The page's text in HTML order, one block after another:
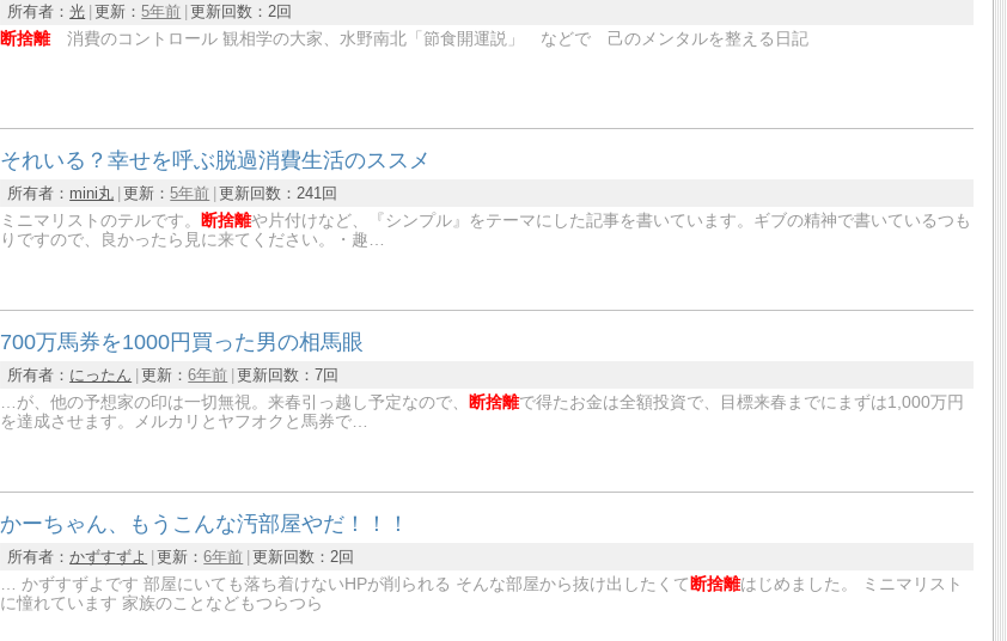
所有者：光 更新：5年前 更新回数： 2回
断捨離消費のコントロール 観相学の大家、水野南北「節食開運説」 などで 己のメンタルを整える日記
それいる？幸せを呼ぶ脱過消費生活のススメ
所有者： mini丸 更新：5年前 更新回数： 241回
ミニマリストのテルです。
断捨離や片付けなど、『シンプル』をテーマにした記事を書いています。ギブの精神で書いているつも
りですので、良かったら見に来てください。・趣…
700万馬券を1000円買った男の相馬眼
所有者： にったん 更新：6年前 更新回数：7回
…が、他の予想家の印は一切無視。来春引っ越し予定なので、
断捨離で得たお金は全額投資で、目標来春までにまずは1,000万円
を達成させます。メルカリとヤフオクと馬券で…
かーちゃん、もうこんな汚部屋やだ！！！
所有者：かずすずよ 更新：6年前 更新回数： 2回
… かずすずよです 部屋にいても落ち着けないHPが削られる そんな部屋から抜け出したくて 断捨離はじめました。 ミニマリスト
に憧れています 家族のことなどもつらつら